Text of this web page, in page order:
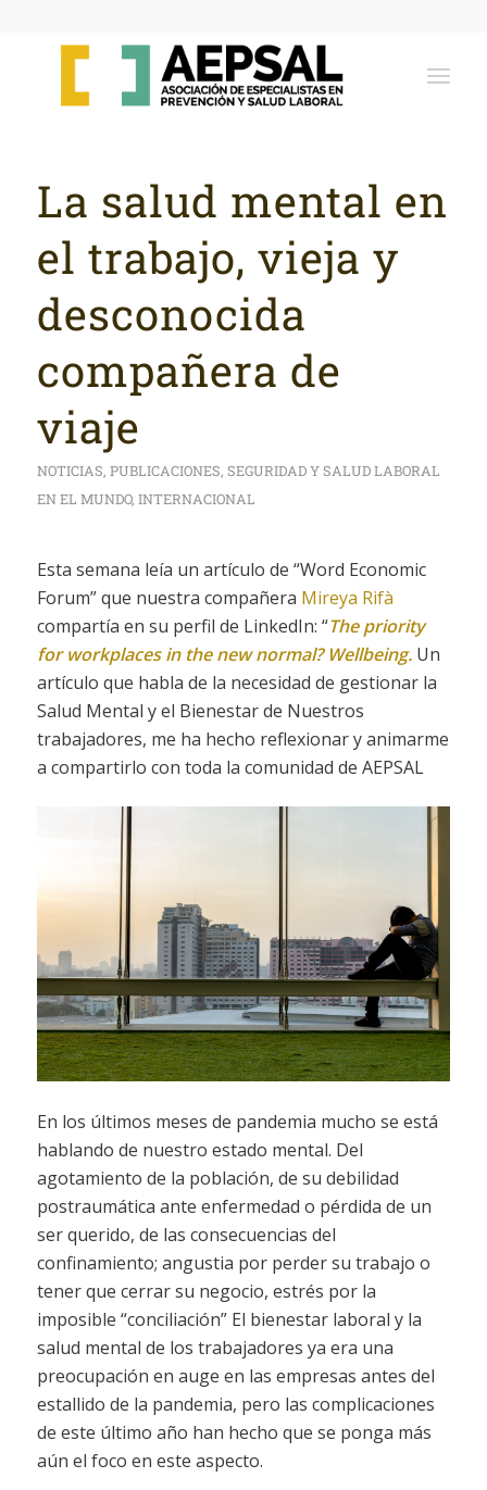
La salud mental en
el trabajo, vieja y
desconocida
compañera de
viaje
NOTICIAS, PUBLICACIONES, SEGURIDAD Y SALUD LABORAL
EN EL MUNDO, INTERNACIONAL
Esta semana leía un artículo de “Word Economic
Forum” que nuestra compañera Mireya Rifà
compartía en su perfil de LinkedIn: “The priority
for workplaces in the new normal? Wellbeing.Un
artículo que habla de la necesidad de gestionar la
Salud Mental y el Bienestar de Nuestros
trabajadores, me ha hecho reflexionar y animarme
a compartirlo con toda la comunidad de AEPSAL
En los últimos meses de pandemia mucho se está
hablando de nuestro estado mental. Del
agotamiento de la población, de su debilidad
postraumática ante enfermedad o pérdida de un
ser querido, de las consecuencias del
confinamiento; angustia por perder su trabajo o
tener que cerrar su negocio, estrés por la
imposible “conciliación” El bienestar laboral y la
salud mental de los trabajadores ya era una
preocupación en auge en las empresas antes del
estallido de la pandemia, pero las complicaciones
de este último año han hecho que se ponga más
aún el foco en este aspecto.